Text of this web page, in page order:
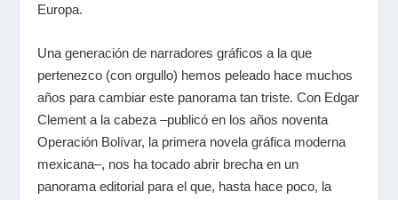
Europa.
Una generación de narradores gráficos a la que
pertenezco (con orgullo) hemos peleado hace muchos
años para cambiar este panorama tan triste. Con Edgar
Clement a la cabeza –publicó en los años noventa
Operación Bolívar, la primera novela gráfica moderna
mexicana–, nos ha tocado abrir brecha en un
panorama editorial para el que, hasta hace poco, la